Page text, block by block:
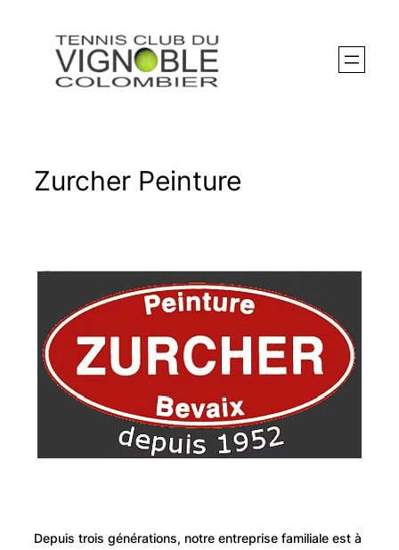
Zurcher Peinture
Depuis trois générations, notre entreprise familiale est à